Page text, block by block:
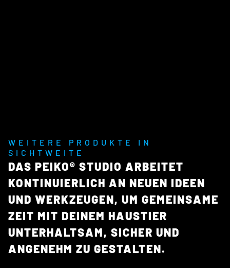
WEITERE PRODUKTE IN
SICHTWEITE
DAS PEIKO® STUDIO ARBEITET
KONTINUIERLICH AN NEUEN IDEEN
UND WERKZEUGEN, UM GEMEINSAME
ZEIT MIT DEINEM HAUSTIER
UNTERHALTSAM, SICHER UND
ANGENEHM ZU GESTALTEN.